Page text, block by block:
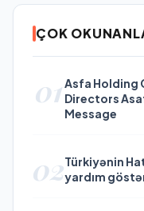
ÇOK
01Asfa Holding
Directors
Message
02Türkiyənin
yardım